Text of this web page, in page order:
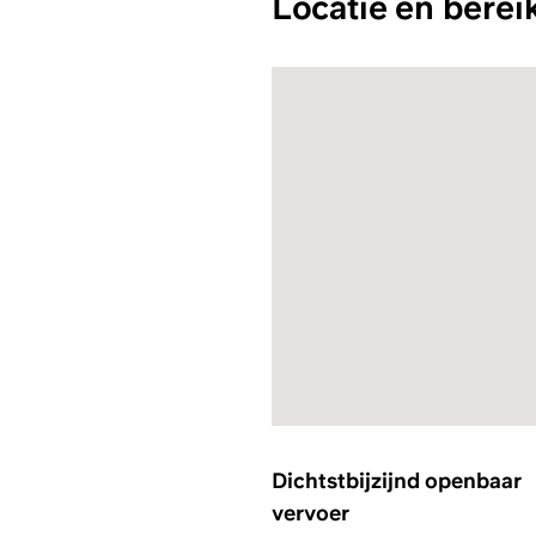
Dichtstbijzijnd openbaar
vervoer